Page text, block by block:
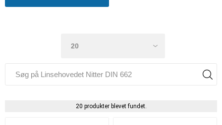
20 produkter blevet fundet.